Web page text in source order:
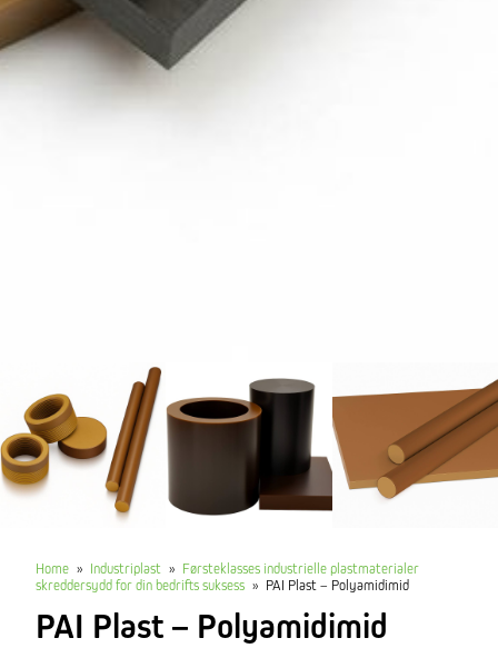
Home » Industriplast » Førsteklasses industrielle plastmaterialer
skreddersydd for din bedrifts suksess » PAI Plast – Polyamidimid
PAI Plast – Polyamidimid